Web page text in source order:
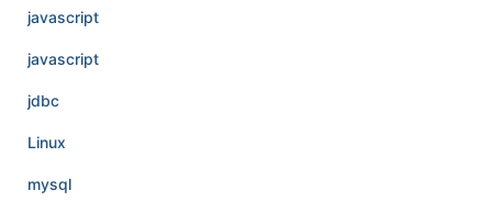
javascript
javascript
jdbc
Linux
mysql